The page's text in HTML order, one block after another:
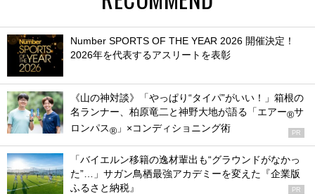
Number SPORTS OF THE YEAR 2026 開催決定！
2026年を代表するアスリートを表彰
《山の神対談》「やっぱり“タイパ”がいい！」箱根の
名ランナー、柏原竜二と神野大地が語る「エアー®サ
ロンパス® 」×コンディショニング術 PR
「バイエルン移籍の逸材輩出も“グラウンドがなかっ
た”…」サガン鳥栖最強アカデミーを変えた『企業版
ふるさと納税』
PR